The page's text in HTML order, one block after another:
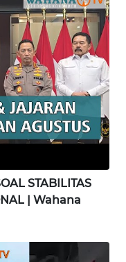
STABILITAS
| Wahana